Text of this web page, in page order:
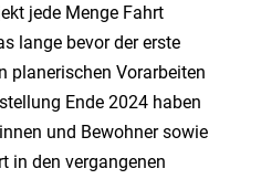
jede Menge Fahrt
lange bevor der erste
planerischen Vorarbeiten
Ende 2024 haben
und Bewohner sowie
in den vergangenen